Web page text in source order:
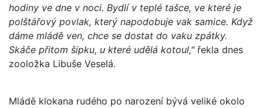
hodiny ve dne v noci. Bydlí v teplé tašce, ve které je
polštářový povlak, který napodobuje vak samice. Když
dáme mládě ven, chce se dostat do vaku zpátky.
Skáče přitom šipku, u které udělá kotoul,"řekla dnes
zooložka Libuše Veselá.
Mládě klokana rudého po narození bývá veliké okolo